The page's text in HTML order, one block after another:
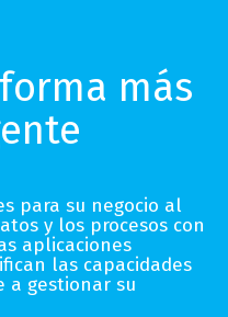
más
para su negocio al
y los procesos con
aplicaciones
las capacidades
a gestionar su